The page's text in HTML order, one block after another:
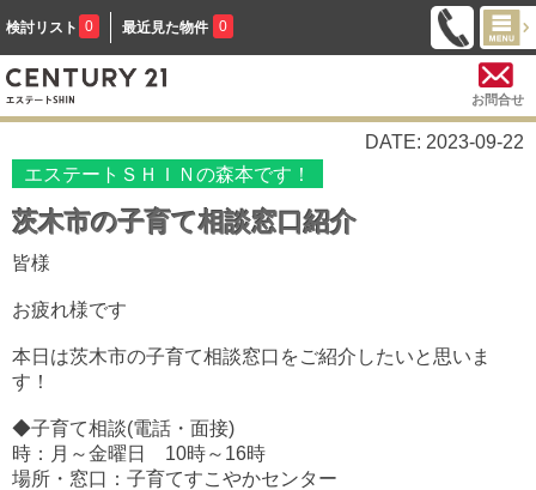
検討リスト 0 最近見た物件 0
お問合せ
DATE: 2023-09-22
エステートＳＨＩＮの森本です！
茨木市の子育て相談窓口紹介
皆様
お疲れ様です
本日は茨木市の子育て相談窓口をご紹介したいと思いま
す！
◆子育て相談(電話・面接)
時：月～金曜日 10時～16時
場所・窓口：子育てすこやかセンター